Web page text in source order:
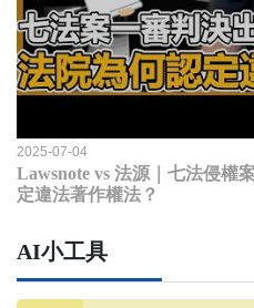
2025-07-04
Lawsnote vs 法源｜七法侵權
定違法著作權法？
AI小工具